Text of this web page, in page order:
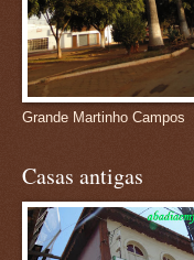
Grande Martinho Campos
Casas antigas